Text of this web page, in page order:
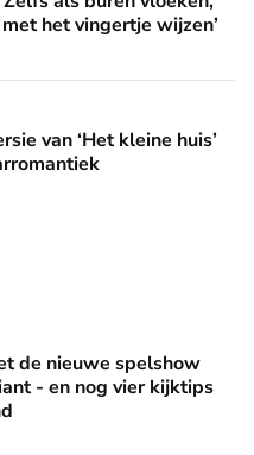
het vingertje wijzen’
huis’ biedt fijne
van ‘Het kleine huis’
AVROTROS
de nieuwe spelshow
- en nog vier kijktips